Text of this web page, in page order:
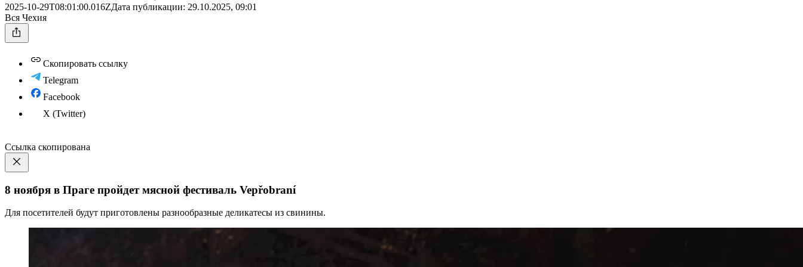
2025-10-29T08:01:00.016ZДата публикации: 29.10.2025, 09:01
Вся Чехия
Скопировать ссылку
Telegram
Facebook
X (Twitter)
Ссылка скопирована
8 ноября в Праге пройдет мясной фестиваль Vepřobraní
Для посетителей будут приготовлены разнообразные деликатесы из свинины.